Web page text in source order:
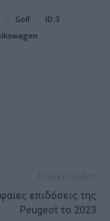
Golf
ID.3
επιδόσεις της
Peugeot το 2023